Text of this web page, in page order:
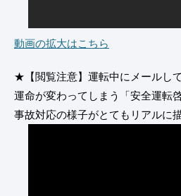
動画の拡大はこちら
★【閲覧注意】運転中にメールし
運命が変わってしまう「安全運転
事故対応の様子がとてもリアルに